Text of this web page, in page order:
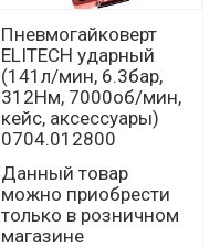
Пневмогайковерт
ELITECH ударный
(141л/мин, 6.3бар,
312Нм, 7000об/мин,
кейс, аксессуары)
0704.012800
Данный товар
можно приобрести
только в розничном
магазине